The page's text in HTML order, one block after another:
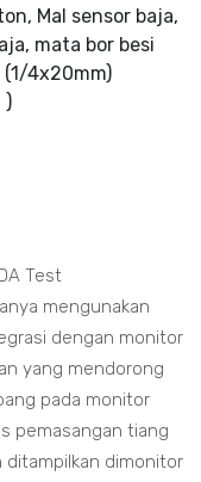
Mal sensor baja,
mata bor besi
4x20mm)
)
Test
mengunakan
dengan monitor
yang mendorong
pada monitor
pemasangan tiang
ditampilkan dimonitor